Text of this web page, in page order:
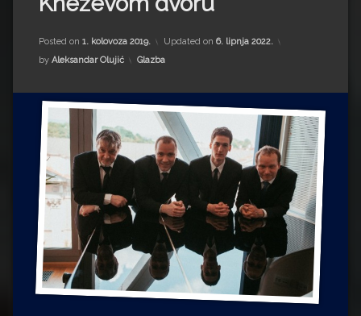
Impressum
Milenko Strižak
Drugi autori
Drugi autori
Ljiljana Lekanić-Kljaić
Željko Krznarić
Mario Lovreković
Miroslav Šantek
Posted on 1. kolovoza 2019. Updated on 6. lipnja 2022.
by Aleksandar Olujić Kategorije:
Glazba